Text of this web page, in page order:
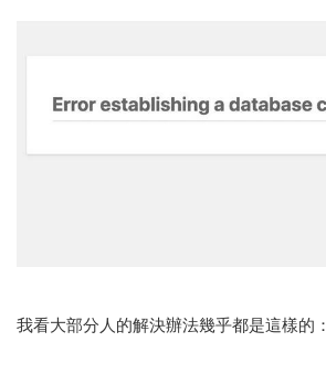
我看大部分人的解決辦法幾乎都是這樣的：